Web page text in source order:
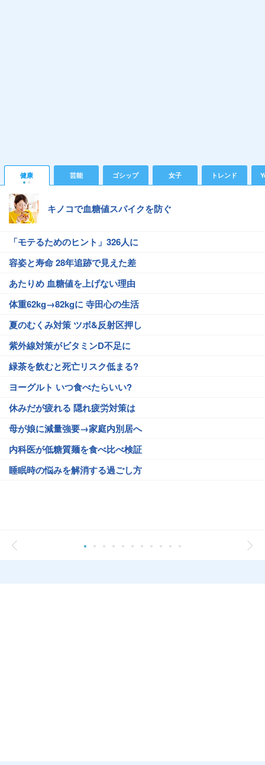
健康 芸能 ゴシップ 女子 トレンド
キノコで血糖値スパイクを防ぐ
「モテるためのヒント」326人に
容姿と寿命 28年追跡で見えた差
あたりめ 血糖値を上げない理由
体重62kg→82kgに 寺田心の生活
夏のむくみ対策 ツボ&反射区押し
紫外線対策がビタミンD不足に
緑茶を飲むと死亡リスク低まる?
ヨーグルト いつ食べたらいい?
休みだが疲れる 隠れ疲労対策は
母が娘に減量強要→家庭内別居へ
内科医が低糖質麺を食べ比べ検証
睡眠時の悩みを解消する過ごし方